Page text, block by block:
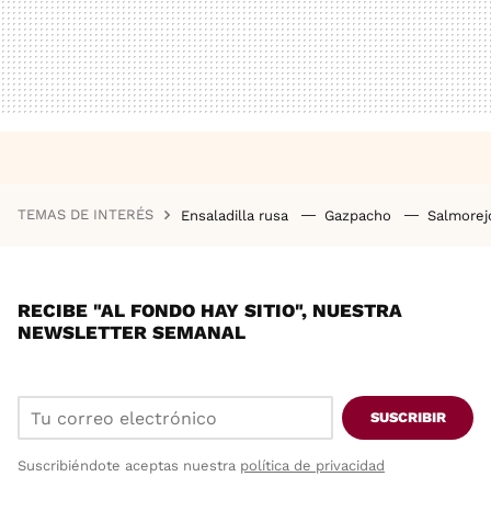
TEMAS DE INTERÉS Ensaladilla rusa Gazpacho
RECIBE "AL FONDO HAY SITIO", NUESTRA
NEWSLETTER SEMANAL
SUSCRIBIR
Suscribiéndote aceptas nuestra política de privacidad